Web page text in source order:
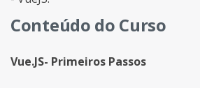
Conteúdo do Curso
Vue.JS- Primeiros Passos